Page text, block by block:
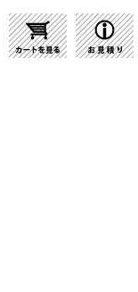
テリア照明の通信販売【